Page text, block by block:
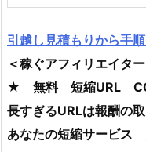
引越し見積もりから手
＜稼ぐアフィリエイタ
★ 無料 短縮URL CGI
長すぎるURLは報酬の
あなたの短縮サービス